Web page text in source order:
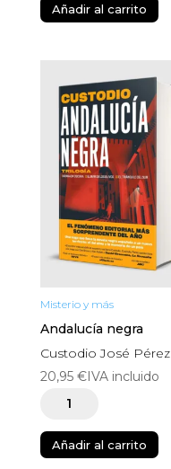
Añadir al carrito
Misterio y más
Andalucía negra
Custodio José Pérez
20,95 €IVA incluido
Andalucía
cantidad
Añadir al carrito